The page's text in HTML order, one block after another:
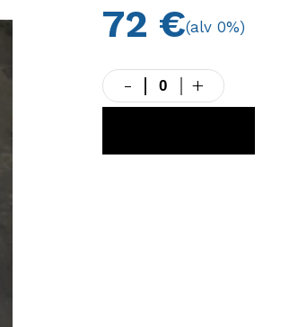
72 €(alv 0%)
-
Reunalevy
75cm
Hierrinlevy
+